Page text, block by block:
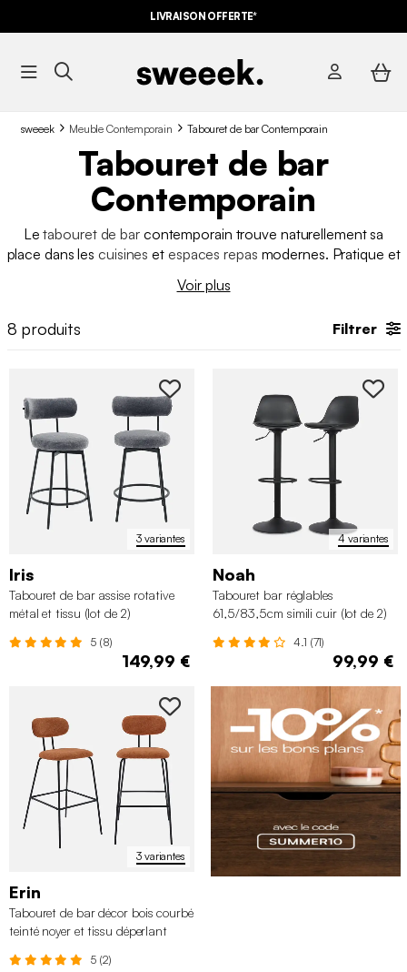
LIVRAISON OFFERTE*
sweeek Meuble Contemporain Tabouret de bar Contemporain
Tabouret de bar
Contemporain
Letabouret de barcontemporain trouve naturellement sa
place dans lescuisines et espaces repas modernes. Pratique et
travail tout en affirmant un style épuré et actuel. Avec ses
il structure l’espace sans l’alourdir, apporte une touche design
Voir plus
8 produits Filtrer
3 variantes
Iris
Tabouret de bar assise rotative
métal et tissu (lot de 2)
5 (8)
149,99 €
4 variantes
Noah
Tabouret bar réglables
61,5/83,5cm simili cuir (lot de 2)
4.1 (71)
99,99 €
3 variantes
Erin
Tabouret de bar décor bois courbé
teinté noyer et tissu déperlant
5 (2)